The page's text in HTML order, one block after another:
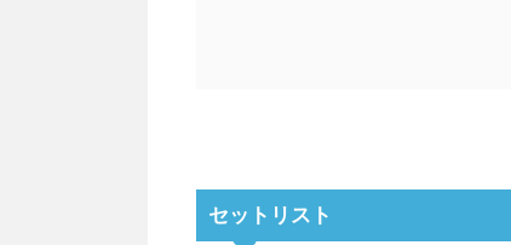
セットリスト